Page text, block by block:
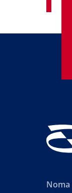
Noma